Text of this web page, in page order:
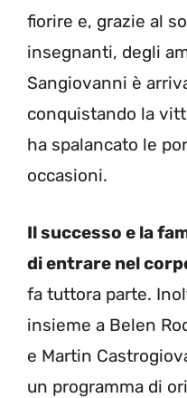
fiorire e, grazie al
insegnanti, degli
Sangiovanni è
conquistando la
ha spalancato le
occasioni.
Il successo e la
di entrare nel
fa tuttora parte.
insieme a Belen
e Martin
un programma di